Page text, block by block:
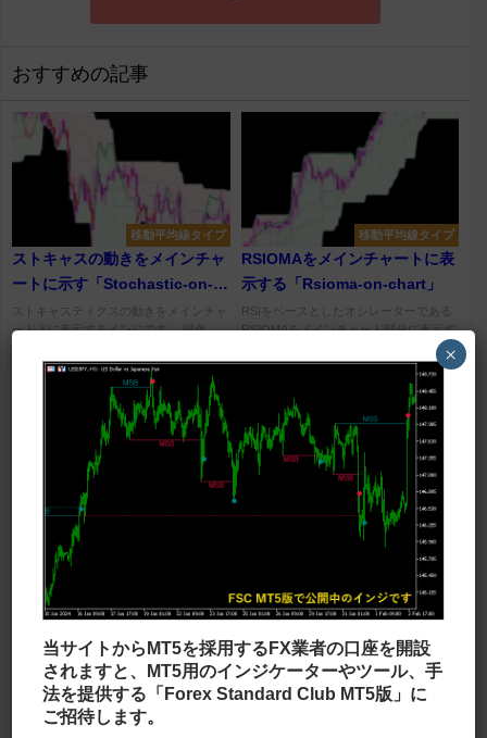
おすすめの記事
移動平均線タイプ
ストキャスの動きをメインチャ
ートに示す「Stochastic-on-
chart」
ストキャスティクスの動きをメインチャ
ート上に表示するインジです。 緑色、
を示し、上下のバンドはストキャス...
移動平均線タイプ
RSIOMAをメインチャートに表
示する「Rsioma-on-chart」
RSIをベースとしたオシレーターである
RSIOMAをメインチャート部分に表示す
るインジです。 ボリバンのようなバン
ドと、RSIOMAが色の変...
オシレーター
OSMAを使ったジグザグを表示
する「zig-zag-os-ma」
OSMAを表示し、その波の上下をジグザ
グの波として表示するインジです。 デ
一つの波として認識しますが、パ...
オシレーター
RSIをベースにチャネルやジグ
「xRSI(+channel)」
スムーズド化したRSIをベースとしてハ
イローバンド、ジグザグのラインを表示
ジグザグの波は、RSIがチャネ...
当サイトからMT5を採用するFX業者の口座を開設
されますと、MT5用のインジケーターやツール、手
法を提供する「Forex Standard Club MT5版」に
ご招待します。
×